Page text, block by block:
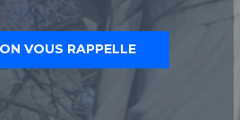
ON VOUS RAPPELLE